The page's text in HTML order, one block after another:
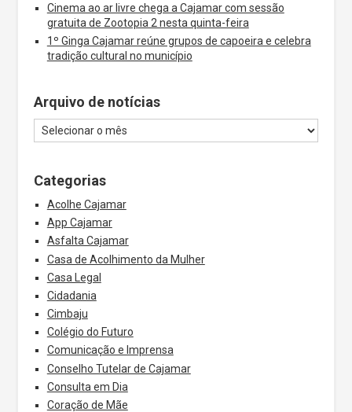
Cinema ao ar livre chega a Cajamar com sessão
gratuita de Zootopia 2 nesta quinta-feira
1º Ginga Cajamar reúne grupos de capoeira e celebra
tradição cultural no município
Arquivo de notícias
Categorias
Acolhe Cajamar
App Cajamar
Asfalta Cajamar
Casa de Acolhimento da Mulher
Casa Legal
Cidadania
Cimbaju
Colégio do Futuro
Comunicação e Imprensa
Conselho Tutelar de Cajamar
Consulta em Dia
Coração de Mãe